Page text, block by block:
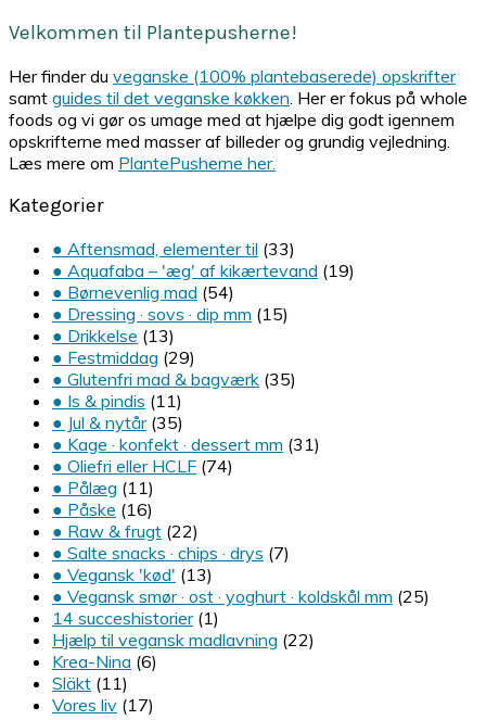
Velkommen til Plantepusherne!
Her finder du veganske (100% plantebaserede) opskrifter
samt guides til det veganske køkken . Her er fokus på whole
foods og vi gør os umage med at hjælpe dig godt igennem
opskrifterne med masser af billeder og grundig vejledning.
Læs mere om PlantePusherne her.
Kategorier
● Aftensmad, elementer til (33)
● Aquafaba – 'æg' af kikærtevand (19)
● Børnevenlig mad (54)
● Dressing · sovs · dip mm (15)
● Drikkelse (13)
● Festmiddag (29)
● Glutenfri mad & bagværk (35)
● Is & pindis (11)
● Jul & nytår(35)
● Kage · konfekt · dessert mm (31)
● Oliefri eller HCLF (74)
● Pålæg (11)
● Påske (16)
● Raw & frugt (22)
● Salte snacks · chips · drys (7)
● Vegansk 'kød' (13)
● Vegansk smør · ost · yoghurt · koldskål mm (25)
14 succeshistorier(1)
Hjælp til vegansk madlavning (22)
Krea-Nina (6)
Släkt (11)
Vores liv (17)